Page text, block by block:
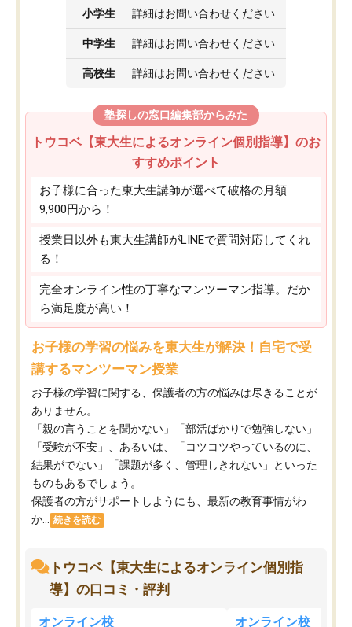
小学生 詳細はお問い合わせください
中学生 詳細はお問い合わせください
高校生 詳細はお問い合わせください
塾探しの窓口編集部からみた
トウコベ【東大生によるオンライン個別指導】のお
すすめポイント
お子様に合った東大生講師が選べて破格の月額
9,900円から！
授業日以外も東大生講師がLINEで質問対応してくれ
る！
完全オンライン性の丁寧なマンツーマン指導。だか
ら満足度が高い！
お子様の学習の悩みを東大生が解決！自宅で受
講するマンツーマン授業
お子様の学習に関する、保護者の方の悩みは尽きることが
ありません。
「親の言うことを聞かない」「部活ばかりで勉強しない」
「受験が不安」、あるいは、「コツコツやっているのに、
結果がでない」「課題が多く、管理しきれない」といった
ものもあるでしょう。
保護者の方がサポートしようにも、最新の教育事情がわ
か...
続きを読む
トウコベ【東大生によるオンライン個別指
導】の口コミ・評判
オンライン校 オンライン校